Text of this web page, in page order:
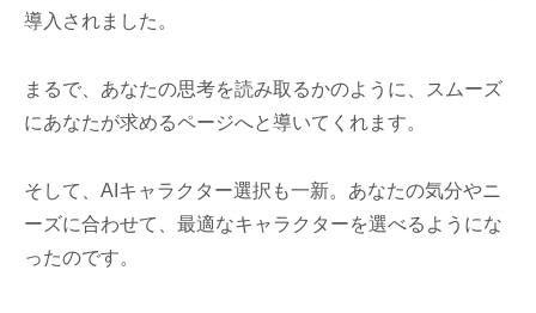
導入されました。
まるで、あなたの思考を読み取るかのように、スムーズ
にあなたが求めるページへと導いてくれます。
そして、AIキャラクター選択も一新。あなたの気分やニ
ーズに合わせて、最適なキャラクターを選べるようにな
ったのです。